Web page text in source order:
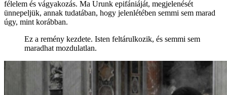
félelem és vágyakozás. Ma Urunk epifániáját, megjelenését
ünnepeljük, annak tudatában, hogy jelenlétében semmi sem marad
úgy, mint korábban.
Ez a remény kezdete. Isten feltárulkozik, és semmi sem
maradhat mozdulatlan.